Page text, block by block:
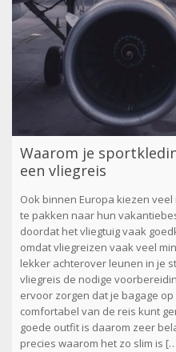
Waarom je
een vliegreis
Ook binnen Europa kiezen
te pakken naar hun
doordat het vliegtuig vaak
omdat vliegreizen vaak veel
lekker achterover leunen in je
vliegreis de nodige
ervoor zorgen dat je bagage
comfortabel van de reis kunt
goede outfit is daarom zeer
precies waarom het zo slim is